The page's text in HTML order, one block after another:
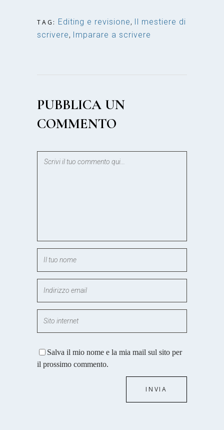
TAG: Editing e revisione, Il mestiere di
scrivere, Imparare a scrivere
PUBBLICA UN
COMMENTO
Salva il mio nome e la mia mail sul sito per
il prossimo commento.